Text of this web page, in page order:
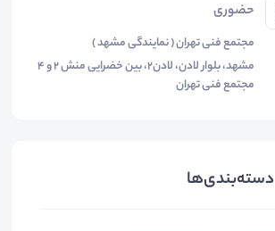
حضوری
مجتمع فنی تهران ( نمایندگی مشهد )
مشهد، بلوار لادن، لادن2، بین خضرایی منش 2 و 4
مجتمع فنی تهران
دسته‌بندی‌ها